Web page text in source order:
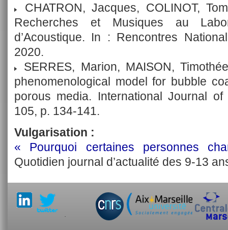
CHATRON, Jacques, COLINOT,
Recherches et Musiques au
d’Acoustique. In : Rencontres
2020.
SERRES, Marion, MAISON,
phenomenological model for bubble
porous media. International Journal
105, p. 134-141.
Vulgarisation :
« Pourquoi certaines personnes
Quotidien journal d’actualité des 9-13
.